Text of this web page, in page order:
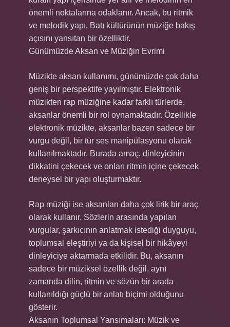
önemli noktalarına odaklanır. Ancak, bu ritmik
ve melodik yapı, Batı kültürünün müziğe bakış
açısını yansıtan bir özelliktir.
Günümüzde Aksan ve Müziğin Evrimi
Müzikte aksan kullanımı, günümüzde çok daha
geniş bir perspektife yayılmıştır. Elektronik
müzikten rap müziğine kadar farklı türlerde,
aksanlar önemli bir rol oynamaktadır. Özellikle
elektronik müzikte, aksanlar bazen sadece bir
vurgu değil, bir tür ses manipülasyonu olarak
kullanılmaktadır. Burada amaç, dinleyicinin
dikkatini çekecek ve onları ritmin içine çekecek
deneysel bir yapı oluşturmaktır.
Rap müziği ise aksanları daha çok lirik bir araç
olarak kullanır. Sözlerin arasında yapılan
vurgular, şarkıcının anlatmak istediği duyguyu,
toplumsal eleştiriyi ya da kişisel bir hikâyeyi
dinleyiciye aktarmada etkilidir. Bu, aksanın
sadece bir müziksel özellik değil, aynı
zamanda dilin, ritmin ve sözün bir arada
kullanıldığı güçlü bir anlatı biçimi olduğunu
gösterir.
Aksanın Toplumsal Yansımaları: Müzik ve